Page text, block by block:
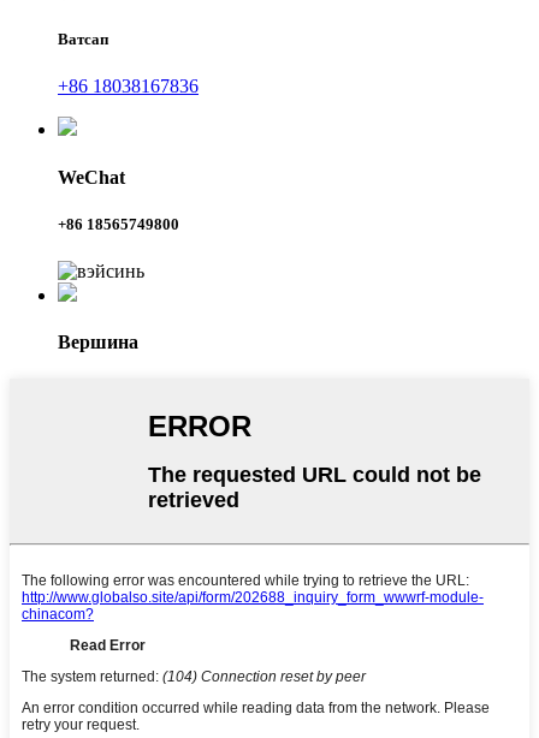
Ватсап
+86 18038167836
WeChat
+86 18565749800
Вершина